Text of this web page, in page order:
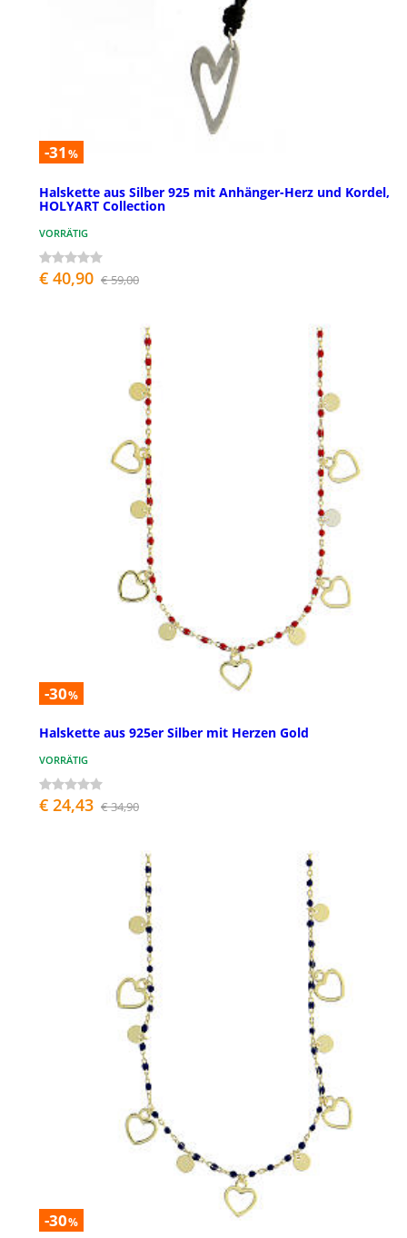
-31 %
Halskette aus Silber 925 mit Anhänger-Herz und Kordel,
HOLYART Collection
VORRÄTIG
€ 40,90 € 59,00
-30%
Halskette aus 925er Silber mit Herzen Gold
VORRÄTIG
€ 24,43 € 34,90
-30%